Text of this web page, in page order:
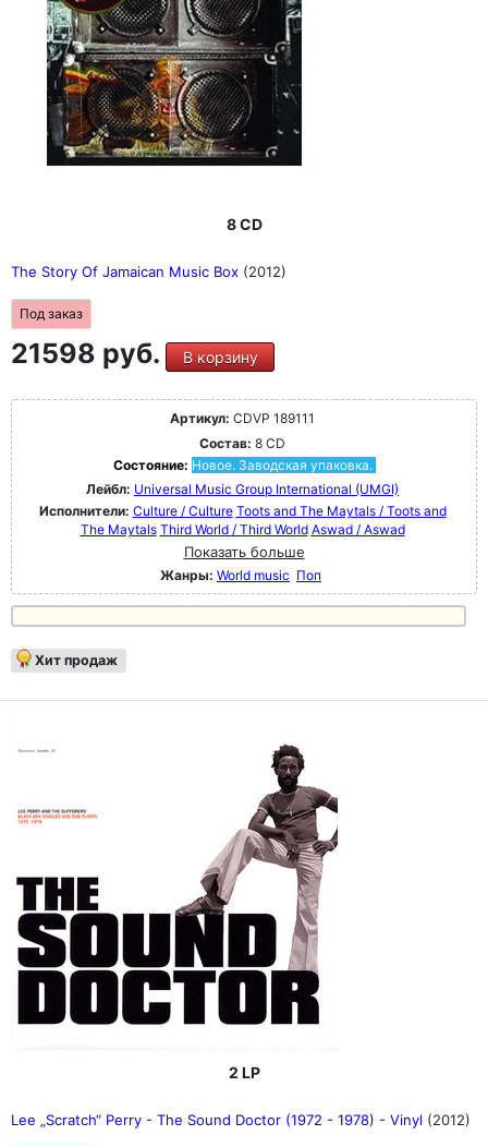
8 CD
The Story Of Jamaican Music Box (2012)
Под заказ
21598 руб. В корзину
Артикул: CDVP 189111
Состав: 8 CD
Состояние: Новое. Заводская упаковка.
Лейбл: Universal Music Group International (UMGI)
Исполнители: Culture / Culture Toots and The Maytals / Toots and
The Maytals Third World / Third World Aswad / Aswad
Показать больше
Жанры: World music Поп
Хит продаж
2 LP
Lee „Scratch“ Perry - The Sound Doctor (1972 - 1978) - Vinyl (2012)